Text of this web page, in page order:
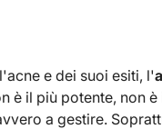
e dei suoi esiti, l'
è il più potente, non è
a gestire.